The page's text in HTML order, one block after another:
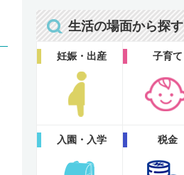
生活の場面から探す
妊娠・出産 子育て
入園・入学 税金